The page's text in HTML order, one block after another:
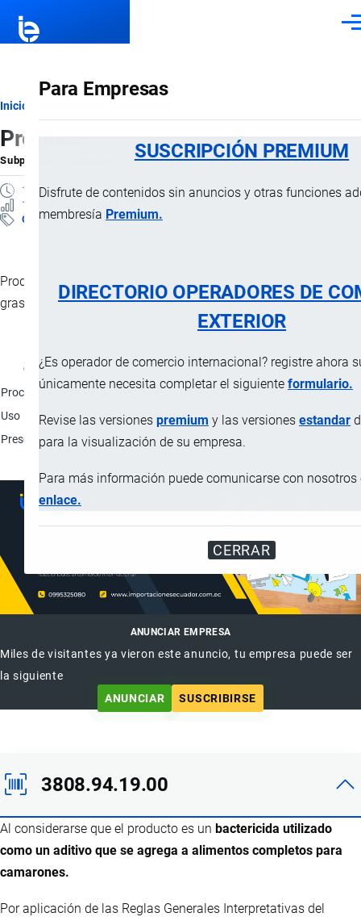
Para Empresas
SUSCRIPCIÓN PREMIUM
Disfrute de contenidos sin anuncios y otras funciones
membresía Premium.
DIRECTORIO OPERADORES DE
EXTERIOR
¿Es operador de comercio internacional? registre ahora
únicamente necesita completar el siguiente formulario.
Revise las versiones premium y las versiones estandar
para la visualización de su empresa.
Para más información puede comunicarse con nosotros
enlace.
CERRAR
Ruta
de
navegación
Inicio
Profibac
Subpartida Arancelaria porImportaciones …, 3 Julio, 2025
1 MINUTO
17 VISTAS
Clasificación Arancelaria
Producto veterinario de uso acuícola compuesto de ácidos
grasos y extractos vegetales.
Característica
Proceso de elaboración Recepción y control de ingredientes; Gestión
Uso
Para reducir el número de patógenos y limitar
Presentación
Sacos de 25 kg.
ANUNCIAR EMPRESA
Miles de visitantes ya vieron este anuncio, tu empresa puede ser
la siguiente
ANUNCIAR
SUSCRIBIRSE
3808.94.19.00
Al considerarse que el producto es un bactericida utilizado
como un aditivo que se agrega a alimentos completos para
camarones.
Por aplicación de las Reglas Generales Interpretativas del